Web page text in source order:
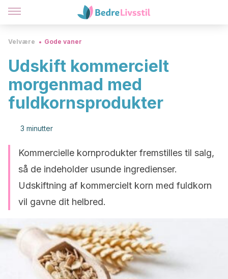
Velvære Gode vaner
Udskift kommercielt
morgenmad med
fuldkornsprodukter
3 minutter
Kommercielle kornprodukter fremstilles til salg,
så de indeholder usunde ingredienser.
Udskiftning af kommercielt korn med fuldkorn
vil gavne dit helbred.